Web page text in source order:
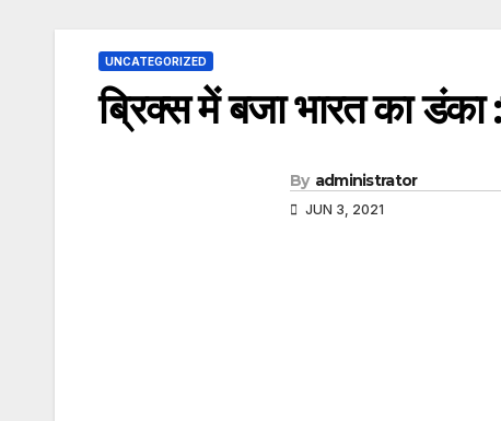
UNCATEGORIZED
ब्रिक्स में बजा भारत का डंका
By administrator
JUN 3, 2021